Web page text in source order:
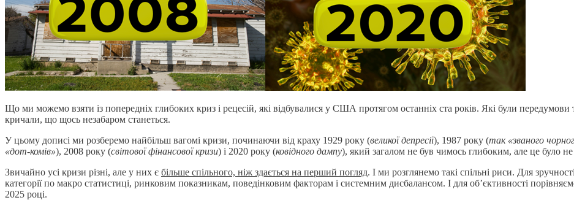
Що ми можемо взяти із попередніх глибоких криз і рецесій, які відбувалися у США протягом останніх ста років. Які були передумови
кричали, що щось незабаром станеться.
У цьому дописі ми розберемо найбільш вагомі кризи, починаючи від краху 1929 року (великої депресії), 1987 року (так «званого
«дот-комів»), 2008 року (світової фінансової кризи) і 2020 року (ковідного дампу), який загалом не був чимось глибоким, але це було
Звичайно усі кризи різні, але у них є більше спільного, ніж здається на перший погляд. І ми розглянемо такі спільні риси. Для
категорії по макро статистиці, ринковим показникам, поведінковим факторам і системним дисбалансом. І для об’єктивності
2025 році.